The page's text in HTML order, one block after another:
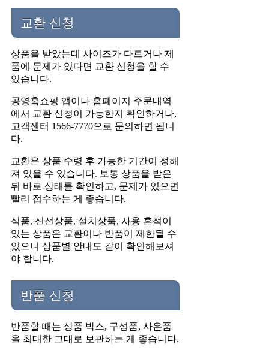
교환 신청
상품을 받았는데 사이즈가 다르거나 제
품에 문제가 있다면 교환 신청을 할 수
있습니다.
공영홈쇼핑 앱이나 홈페이지 주문내역
에서 교환 신청이 가능한지 확인하거나,
고객센터 1566-7770으로 문의하면 됩니
다.
교환은 상품 수령 후 가능한 기간이 정해
져 있을 수 있습니다. 보통 상품을 받은
뒤 바로 상태를 확인하고, 문제가 있으면
빨리 접수하는 게 좋습니다.
식품, 신선상품, 설치상품, 사용 흔적이
있는 상품은 교환이나 반품이 제한될 수
있으니 상품별 안내도 같이 확인해보셔
야 합니다.
반품 신청
반품할 때는 상품 박스, 구성품, 사은품
을 최대한 그대로 보관하는 게 좋습니다.